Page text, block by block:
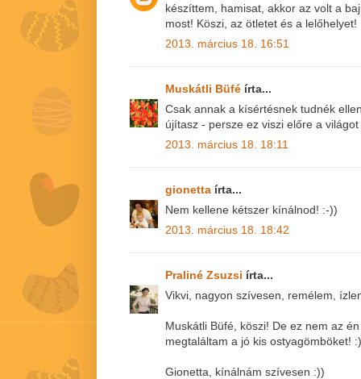
készíttem, hamisat, akkor az volt a
most! Köszi, az ötletet és a lelőhelyet!
2013. március 18. 16:51
Muskátli Büfé írta...
Csak annak a kísértésnek tudnék
újítasz - persze ez viszi előre a
2013. március 18. 18:11
gionetta írta...
Nem kellene kétszer kínálnod! :-))
2013. március 18. 18:42
Praliné Zsuzsi írta...
Vikvi, nagyon szívesen, remélem,
Muskátli Büfé, köszi! De ez nem az
megtaláltam a jó kis ostyagömböket! :)
Gionetta, kínálnám szívesen :))